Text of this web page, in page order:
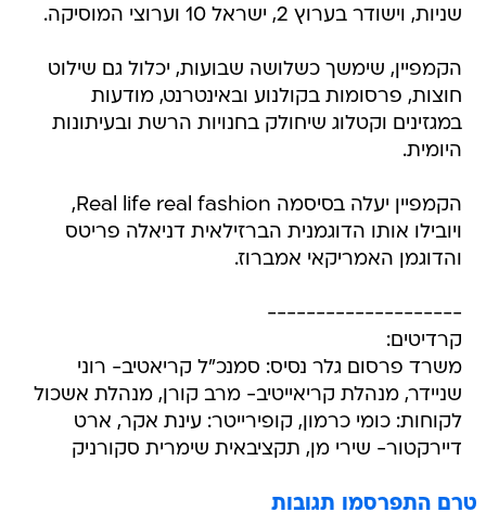
שניות, וישודר בערוץ 2, ישראל 10 וערוצי המוסיקה.
הקמפיין, שימשך כשלושה שבועות, יכלול גם שילוט
חוצות, פרסומות בקולנוע ובאינטרנט, מודעות
במגזינים וקטלוג שיחולק בחנויות הרשת ובעיתונות
היומית.
הקמפיין יעלה בסיסמה Real life real fashion,
ויובילו אותו הדוגמנית הברזילאית דניאלה פריטס
והדוגמן האמריקאי אמברוז.
--------------------
קרדיטים:
משרד פרסום גלר נסיס: סמנכ"ל קריאטיב- רוני
שניידר, מנהלת קריאייטיב- מרב קורן, מנהלת אשכול
לקוחות: כומי כרמון, קופירייטר: עינת אקר, ארט
דיירקטור- שירי מן, תקציבאית שימרית סקורניק
טרם התפרסמו תגובות